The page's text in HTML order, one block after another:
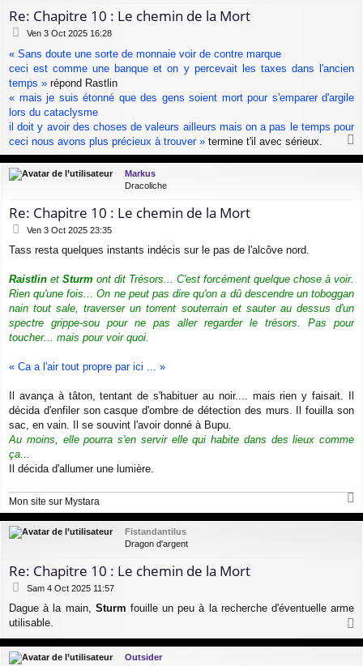
Re: Chapitre 10 : Le chemin de la Mort
M
s
s
a
Ven 3 Oct 2025 16:28
« Sans doute une sorte de monnaie voir de contre marque
ceci est comme une banque et on y percevait les taxes dans l'ancien
temps » répond Rastlin
« mais je suis étonné que des gens soient mort pour s'emparer d'argile
lors du cataclysme
il doit y avoir des choses de valeurs ailleurs mais on a pas le temps pour
ceci nous avons plus précieux à trouver » termine t'il avec sérieux.
u
Markus
Dracoliche
Re: Chapitre 10 : Le chemin de la Mort
M
s
a
Ven 3 Oct 2025 23:35
Tass resta quelques instants indécis sur le pas de l'alcôve nord.
Raistlin et Sturm ont dit Trésors... C'est forcément quelque chose à voir.
Rien qu'une fois... On ne peut pas dire qu'on a dû descendre un toboggan
nain tout sale, traverser un torrent souterrain et sauter au dessus d'un
spectre grippe-sou pour ne pas aller regarder le trésors. Pas pour
toucher... mais pour voir quoi.
« Ca a l'air tout propre par ici ... »
Il avança à tâton, tentant de s'habituer au noir.... mais rien y faisait. Il
décida d'enfiler son casque d'ombre de détection des murs. Il fouilla son
sac, en vain. Il se souvint l'avoir donné à Bupu.
Au moins, elle pourra s'en servir elle qui habite dans des lieux comme
ça...
Il décida d'allumer une lumière.
Mon site sur Mystara
u
Fistandantilus
Dragon d'argent
Re: Chapitre 10 : Le chemin de la Mort
M
s
s
g
e
Sam 4 Oct 2025 11:57
Dague à la main, Sturm fouille un peu à la recherche d'éventuelle arme
utilisable.
a
u
Outsider